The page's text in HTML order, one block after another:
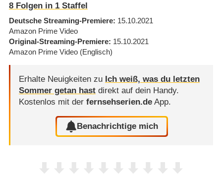
8Folgen in 1Staffel
Deutsche Streaming-Premiere 15.10.2021
Amazon Prime Video
Original-Streaming-Premiere 15.10.2021
Amazon Prime Video (Englisch)
Erhalte Neuigkeiten zu Ich weiß, was du letzten
Sommer getan hastdirekt auf dein Handy.
Kostenlos mit der fernsehserien.deApp.
Benachrichtige mich